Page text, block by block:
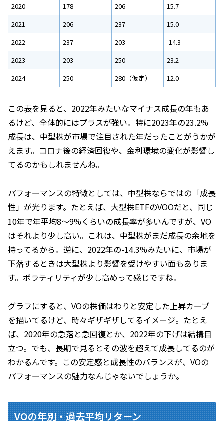
2020 178 206
15.7
2021
206 237
15.0
2022
237 203
-14.3
2023
203 250
23.2
2024
250 280（仮定） 12.0
この表を見ると、2022年みたいなマイナス成長の年もあ
るけど、全体的にはプラスが強い。特に2023年の23.2%
成長は、中型株が市場で注目された年だったことがうかが
えます。コロナ後の経済回復や、金利環境の変化が影響し
てるのかもしれませんね。
パフォーマンスの特徴としては、中型株ならではの「成長
性」が光ります。たとえば、大型株ETFのVOOだと、同じ
10年で年平均8～9%くらいの成長率が多いんですが、VO
はそれより少し高い。これは、中型株がまだ成長の余地を
持ってるから。逆に、2022年の-14.3%みたいに、市場が
下落するときは大型株より影響を受けやすい面もありま
す。ボラティリティが少し高めって感じですね。
グラフにすると、VOの株価はわりと安定した上昇カーブ
を描いてるけど、時々ギザギザしてるイメージ。たとえ
ば、2020年の急落と急回復とか、2022年の下げは結構目
立つ。でも、長期で見るとその波を超えて成長してるのが
わかるんです。この安定感と成長性のバランスが、VOの
パフォーマンスの魅力なんじゃないでしょうか。
VOの年別・過去平均リターン